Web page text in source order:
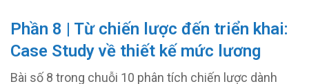
Phần 8 | Từ chiến lược đến triển khai:
Case Study về thiết kế mức lương
Bài số 8 trong chuỗi 10 phân tích chiến lược dành